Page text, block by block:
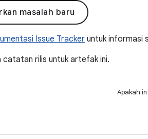
masalah baru
Issue Trackeruntuk informasi
catatan rilis untuk artefak ini.
Apakah